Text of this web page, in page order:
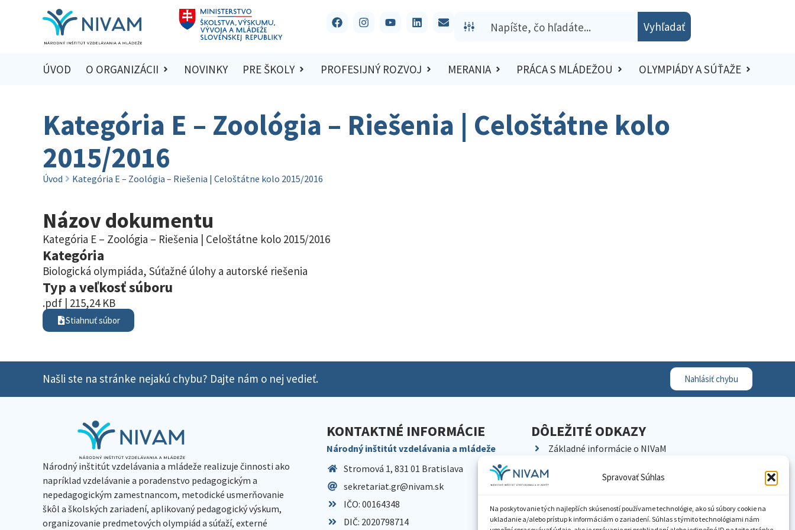
Spravovať Súhlas
Na poskytovanie tých najlepších skúseností používame technológie, ako sú súbory cookie na
ukladanie a/alebo prístup k informáciám o zariadení. Súhlas s týmito technológiami nám
Vyhľadať
ÚVOD O ORGANIZÁCII NOVINKY PRE ŠKOLY PROFESIJNÝ ROZVOJ MERANIA PRÁCA S MLÁDEŽOU OLYMPIÁDY A SÚŤAŽE
Kategória E – Zoológia – Riešenia | Celoštátne kolo
2015/2016
Úvod Kategória E – Zoológia – Riešenia | Celoštátne kolo 2015/2016
Názov dokumentu
Kategória E – Zoológia – Riešenia | Celoštátne kolo 2015/2016
Kategória
Biologická olympiáda, Súťažné úlohy a autorské riešenia
Typ a veľkosť súboru
.pdf | 215,24 KB
Stiahnuť súbor
Našli ste na stránke nejakú chybu? Dajte nám o nej vedieť. Nahlásiť chybu
Národný inštitút vzdelávania a mládeže realizuje činnosti ako
napríklad vzdelávanie a poradenstvo pedagogickým a
nepedagogickým zamestnancom, metodické usmerňovanie
škôl a školských zariadení, aplikovaný pedagogický výskum,
organizovanie predmetových olympiád a súťaží, externé
KONTAKTNÉ INFORMÁCIE
Národný inštitút vzdelávania a mládeže
Stromová 1, 831 01 Bratislava
sekretariat.gr@nivam.sk
IČO: 00164348
DIČ: 2020798714
DÔLEŽITÉ ODKAZY
Základné informácie o NIVaM
Kariéra
Pracoviská NIVaM